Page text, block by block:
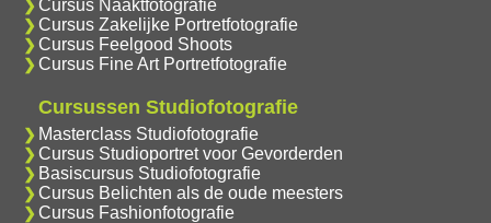
Cursus Naaktfotografie
Cursus Zakelijke Portretfotografie
Cursus Feelgood Shoots
Cursus Fine Art Portretfotografie
Cursussen Studiofotografie
Masterclass Studiofotografie
Cursus Studioportret voor Gevorderden
Basiscursus Studiofotografie
Cursus Belichten als de oude meesters
Cursus Fashionfotografie